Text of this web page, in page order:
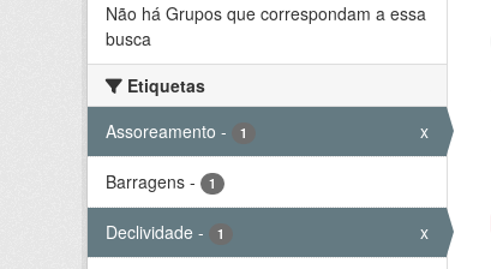
Não há Grupos que correspondam a essa
busca
Etiquetas
Assoreamento - 1 x
Barragens - 1
Declividade - 1 x